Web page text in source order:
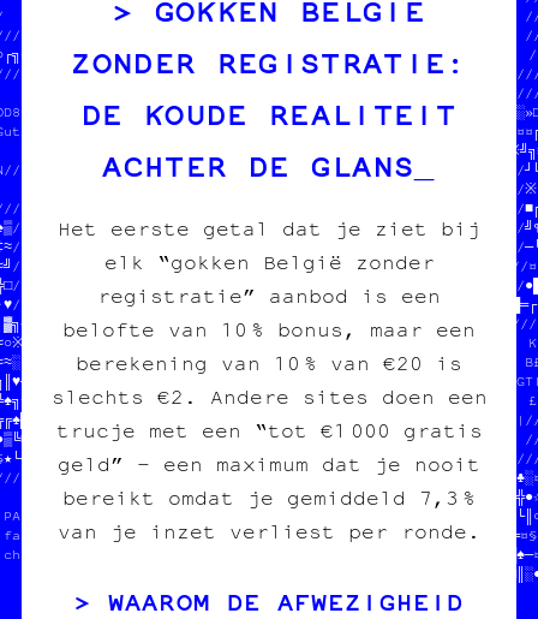
Z2I1YVP€8₿\R/X/+/BO//F8//%9/Y*//////-/M/zine /// édition
┐░║┼‡░♠†//  charleroi /// diy
♣//////╬///☆//
‡    //‡//  PAPIER /// CARBONE   //
LE PROJET▒         //»//  fanzine /// édition  //  //
pour l'imag♥ □mprimée  //╚//  charleroi /// diy    //  //
†   //┌//                       //  //
☆■///////■/////////////////////////////////
//////////////////♠////////                       //
//─§╚┘☆┌☆//  PAPIER /// CARBONE   //
PAPIER /// CARBONE   //·‡┌│‡└┐//  fanzine /// édition  //
fanzine /// édition  //╔╔♥▒‡≈╝//  charleroi /// diy    //
charleroi /// diy    //★§╚─●─┐//                       //
//╬≡─♦┌┼★///////////////////////////
100% transwallon      //  SOUTENIR LE
100% légal            //  tout pour l'image
mieux que sur le
//  //
//  PAPIER /// CARBONE   //  //
/// CARBONE  //  fanzine /// édition  //  //
fanzine /// édition //  charleroi /// diy    //  //
/// diy   //                       //////
////////////≡//†///////////
ZONDER REGISTRATIE:
DE KOUDE REALITEIT
ACHTER DE GLANS
Het eerste getal dat je ziet bij
elk “gokken België zonder
registratie” aanbod is een
belofte van 10 % bonus, maar een
berekening van 10 % van €20 is
slechts €2. Andere sites doen een
trucje met een “tot €1 000 gratis
geld” – een maximum dat je nooit
bereikt omdat je gemiddeld 7,3 %
van je inzet verliest per ronde.
WAAROM DE AFWEZIGHEID